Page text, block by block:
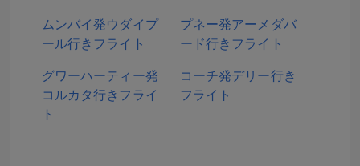
ムンバイ発ウダイプ
ール行きフライト
プネー発アーメダバ
ード行きフライト
グワーハーティー発
コルカタ行きフライ
ト
コーチ発デリー行き
フライト